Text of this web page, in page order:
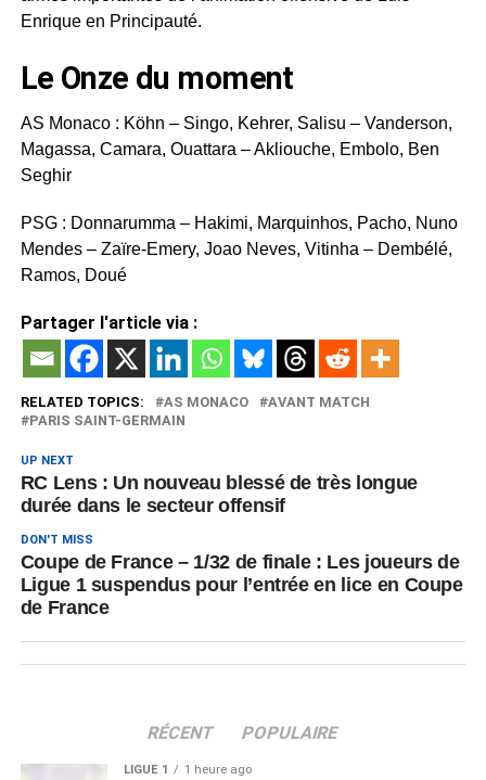
Enrique en Principauté.
Le Onze du moment
AS Monaco : Köhn – Singo, Kehrer, Salisu – Vanderson,
Magassa, Camara, Ouattara – Akliouche, Embolo, Ben
Seghir
PSG : Donnarumma – Hakimi, Marquinhos, Pacho, Nuno
Mendes – Zaïre-Emery, Joao Neves, Vitinha – Dembélé,
Ramos, Doué
Partager l'article via :
RELATED TOPICS: AS MONACO
AVANT MATCH
PARIS SAINT-GERMAIN
UP NEXT
RC Lens : Un nouveau blessé de très longue
durée dans le secteur offensif
DON'T MISS
Coupe de France – 1/32 de finale : Les joueurs de
Ligue 1 suspendus pour l’entrée en lice en Coupe
de France
RÉCENT POPULAIRE
LIGUE 1 1 heure ago